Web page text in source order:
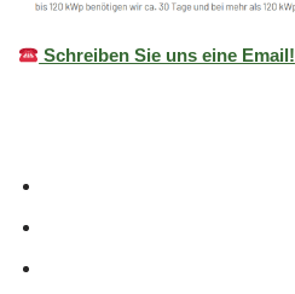
Schreiben Sie uns eine Email!